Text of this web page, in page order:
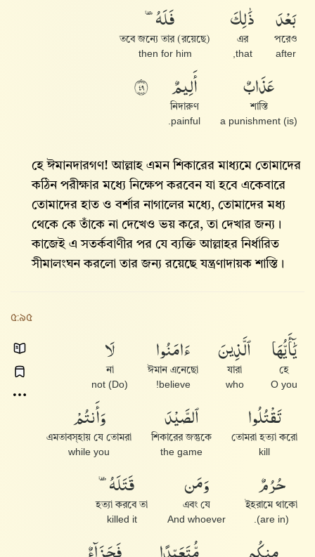
بَعْدَ
পরেও
after
ذَٰلِكَ
এর
that,
فَلَهُۥ
তবে জন্যে তার (রয়েছে)
then for him
عَذَابٌ
শাস্তি
(is) a punishment
أَلِيمٌ
নিদারুণ
painful.
٩٤
হে ঈমানদারগণ! আল্লাহ এমন শিকারের মাধ্যমে তোমাদের
কঠিন পরীক্ষার মধ্যে নিক্ষেপ করবেন যা হবে একেবারে
তোমাদের হাত ও বর্শার নাগালের মধ্যে, তোমাদের মধ্য
থেকে কে তাঁকে না দেখেও ভয় করে, তা দেখার জন্য।
কাজেই এ সতর্কবাণীর পর যে ব্যক্তি আল্লাহর নির্ধারিত
সীমালংঘন করলো তার জন্য রয়েছে যন্ত্রণাদায়ক শাস্তি।
৫:৯৫
يَٰٓأَيُّهَا
হে
O you
ٱلَّذِينَ
যারা
who
ءَامَنُوا۟
ঈমান এনেছো
believe!
لَا
না
(Do) not
تَقْتُلُوا۟
তোমরা হত্যা করো
kill
ٱلصَّيْدَ
শিকারের জন্তুকে
the game
وَأَنتُمْ
এমতাবস্হায় যে তোমরা
while you
حُرُمٌ
ইহরামে থাকো
(are in).
وَمَن
এবং যে
And whoever
قَتَلَهُۥ
হত্যা করবে তা
killed it